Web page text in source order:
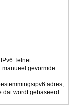
Telnet
manueel gevormde
adres,
dat wordt gebaseerd